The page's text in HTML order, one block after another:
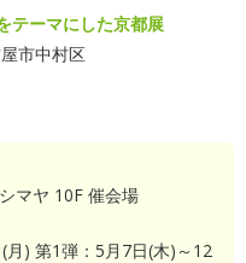
テーマにした京都展
市中村区
マヤ 10F 催会場
) 第1弾：5月7日(木)～12